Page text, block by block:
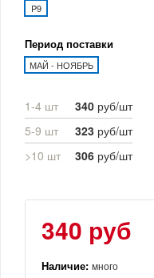
P9
Период поставки
МАЙ - НОЯБРЬ
1-4 шт 340 руб/шт
5-9 шт
323 руб/шт
>10 шт
306 руб/шт
340 руб
Наличие: много